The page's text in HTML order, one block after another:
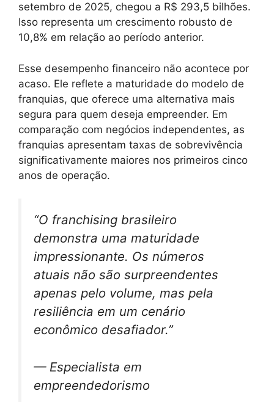
setembro de 2025, chegou a R$ 293,5 bilhões.
Isso representa um crescimento robusto de
10,8% em relação ao período anterior.
Esse desempenho financeiro não acontece por
acaso. Ele reflete a maturidade do modelo de
franquias, que oferece uma alternativa mais
segura para quem deseja empreender. Em
comparação com negócios independentes, as
franquias apresentam taxas de sobrevivência
significativamente maiores nos primeiros cinco
anos de operação.
“O franchising brasileiro
demonstra uma maturidade
impressionante. Os números
atuais não são surpreendentes
apenas pelo volume, mas pela
resiliência em um cenário
econômico desafiador.”
— Especialista em
empreendedorismo